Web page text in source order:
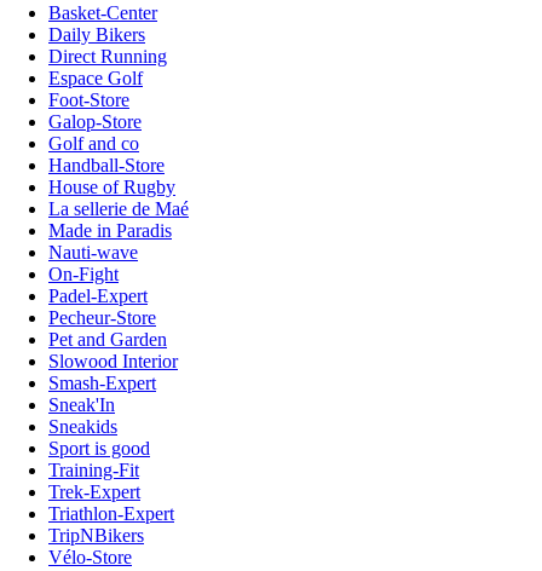
Basket-Center
Daily Bikers
Direct Running
Espace Golf
Foot-Store
Galop-Store
Golf and co
Handball-Store
House of Rugby
La sellerie de Maé
Made in Paradis
Nauti-wave
On-Fight
Padel-Expert
Pecheur-Store
Pet and Garden
Slowood Interior
Smash-Expert
Sneak'In
Sneakids
Sport is good
Training-Fit
Trek-Expert
Triathlon-Expert
TripNBikers
Vélo-Store